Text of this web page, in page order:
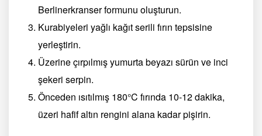
Berlinerkranser formunu oluşturun.
Kurabiyeleri yağlı kağıt serili fırın tepsisine
yerleştirin.
Üzerine çırpılmış yumurta beyazı sürün ve inci
şekeri serpin.
Önceden ısıtılmış 180°C fırında 10-12 dakika,
üzeri hafif altın rengini alana kadar pişirin.